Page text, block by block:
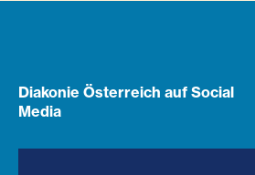
Diakonie Österreich auf Social
Media